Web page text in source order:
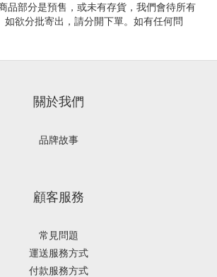
品部分是預售，或未有存貨，我們會待所有
如欲分批寄出，請分開下單。如有任何問
關於我們
品牌故事
顧客服務
常見問題
運送服務方式
付款服務方式